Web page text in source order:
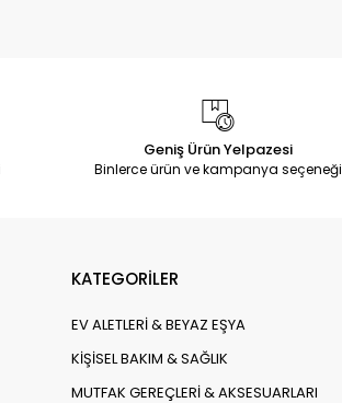
Geniş Ürün Yelpazesi
Binlerce ürün ve kampanya seçeneği
KATEGORİLER
EV ALETLERİ & BEYAZ EŞYA
KİŞİSEL BAKIM & SAĞLIK
MUTFAK GEREÇLERİ & AKSESUARLARI